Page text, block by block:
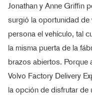
Jonathan y Anne Griffin
surgió la oportunidad de
persona el vehículo, tal
la misma puerta de la
brazos abiertos. Porque
Volvo Factory Delivery
la opción de disfrutar de